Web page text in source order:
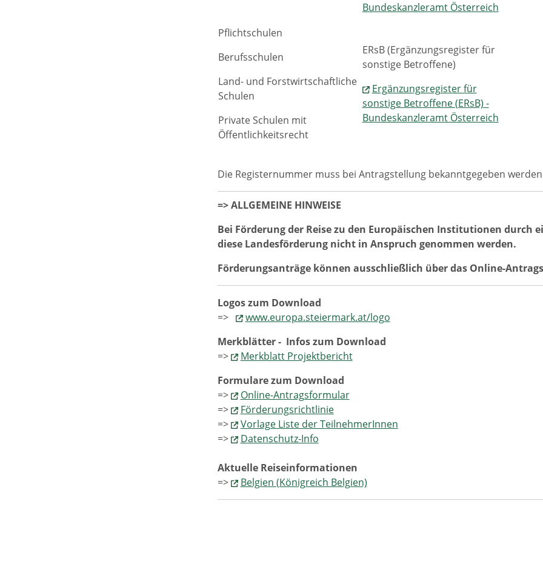
Bundeskanzleramt Österreich
Pflichtschulen
Berufsschulen
Land- und Forstwirtschaftliche
Schulen
Private Schulen mit
Öffentlichkeitsrecht
ERsB (Ergänzungsregister für
sonstige Betroffene)
Ergänzungsregister für
sonstige Betroffene (ERsB) -
Bundeskanzleramt Österreich
Die Registernummer muss bei Antragstellung bekanntgegeben
=> ALLGEMEINE HINWEISE
Bei Förderung der Reise zu den Europäischen Institutionen durch
diese Landesförderung nicht in Anspruch genommen werden.
Förderungsanträge können ausschließlich über das Online-
Logos zum Download
=>
www.europa.steiermark.at/logo
Merkblätter - Infos zum Download
=>
Merkblatt Projektbericht
Formulare zum Download
=>
Online-Antragsformular
=>
Förderungsrichtlinie
=>
Vorlage Liste der TeilnehmerInnen
=>
Datenschutz-Info
Aktuelle Reiseinformationen
=>
Belgien (Königreich Belgien)